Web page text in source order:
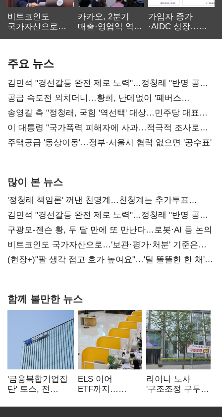
비트코인도
국가자산으로…'
카카오, 2분기
매출·영업익 역대
가입자 증가
·AIDC 성장…
주요 뉴스
김민석 "경선갈등 완전 제로 노력"…정청래 "반명 공세
사과부터"
공급 속도전 외치더니…황희, 난데없이 '폐버스
리모델링' 제안
송영길 측 "정청래, 국힘 '역선택' 대상…민주당 대표로
총선 지휘 못해"
이 대통령 "국가폭력 피해자에 사과…적극적 조사로
진실 밝혀야"
주택공급 '동상이몽'…정부·서울시 협력 없으면 '공수표'
많이 본 뉴스
'정청래 책임론' 꺼낸 친명계…친청계는 추가투표
때리기
김민석 "경선갈등 완전 제로 노력"…정청래 "반명 공세
사과부터"
구광모-젠슨 황, 두 달 만에 또 만난다…로봇·AI 등 논의
비트코인도 국가자산으로…'보관·평가·처분' 기준은
숙제
(현장+)"팔 생각 접고 호가 높여요"…'덜 똘똘한 한 채'
함께 볼만한 뉴스
'금융복합기업집
단' 토스, 전
표준화
ELS 이어
ETF까지…
제동 걸린 은행
라이나 노사
'구조조정 구두